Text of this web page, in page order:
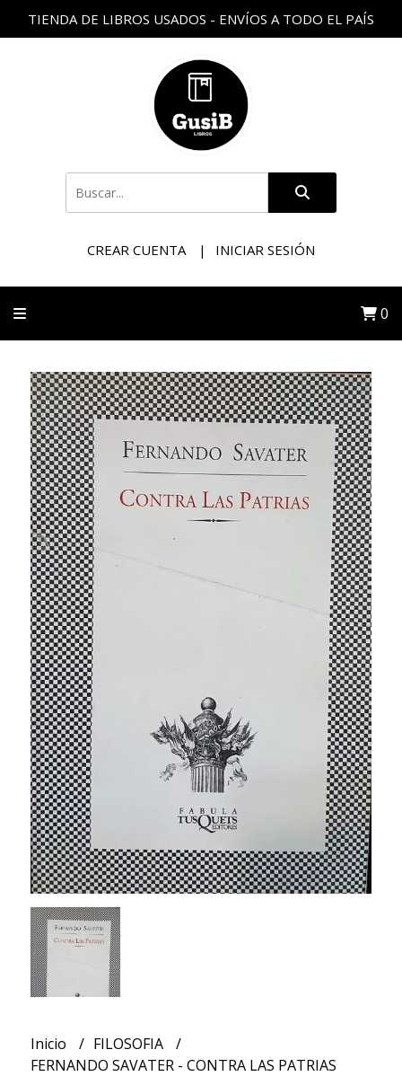
TIENDA DE LIBROS USADOS - ENVÍOS A TODO EL PAÍS
CREAR CUENTA INICIAR SESIÓN
0
Inicio
FILOSOFIA
FERNANDO SAVATER - CONTRA LAS PATRIAS